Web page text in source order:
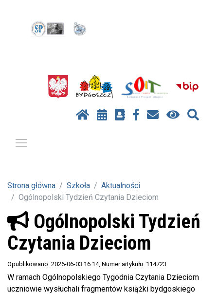
Strona główna Szkoła
Aktualności
Ogólnopolski Tydzień Czytania Dzieciom
Ogólnopolski Tydzień
Czytania Dzieciom
Opublikowano: 2026-06-03 16:14, Numer artykułu: 114723
W ramach Ogólnopolskiego Tygodnia Czytania Dzieciom
uczniowie wysłuchali fragmentów książki bydgoskiego